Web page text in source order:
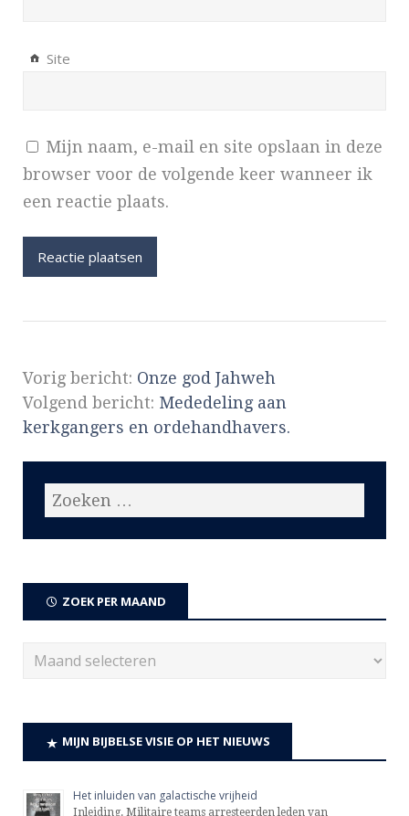
Site
Mijn naam, e-mail en site opslaan in deze
browser voor de volgende keer wanneer ik
een reactie plaats.
Vorig bericht: Onze god Jahweh
Volgend bericht: Mededeling aan
kerkgangers en ordehandhavers.
ZOEK PER MAAND
MIJN BIJBELSE VISIE OP HET NIEUWS
Het inluiden van galactische vrijheid
Inleiding. Militaire teams arresteerden leden van